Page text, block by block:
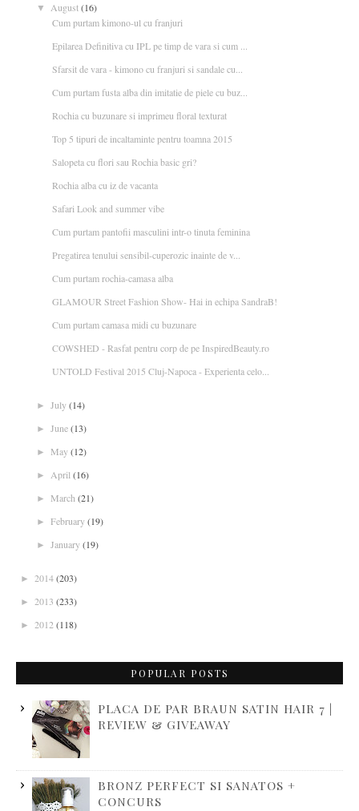
▼ August(16)
Cum purtam kimono-ul cu franjuri
Epilarea Definitiva cu IPL pe timp de vara si cum ...
Sfarsit de vara - kimono cu franjuri si sandale cu...
Cum purtam fusta alba din imitatie de piele cu buz...
Rochia cu buzunare si imprimeu floral texturat
Top 5 tipuri de incaltaminte pentru toamna 2015
Salopeta cu flori sau Rochia basic gri?
Rochia alba cu iz de vacanta
Safari Look and summer vibe
Cum purtam pantofii masculini intr-o tinuta feminina
Pregatirea tenului sensibil-cuperozic inainte de v...
Cum purtam rochia-camasa alba
GLAMOUR Street Fashion Show- Hai in echipa SandraB!
Cum purtam camasa midi cu buzunare
COWSHED - Rasfat pentru corp de pe InspiredBeauty.ro
UNTOLD Festival 2015 Cluj-Napoca - Experienta celo...
► July(14)
► June(13)
► May(12)
► April(16)
► March(21)
► February(19)
► January(19)
► 2014(203)
► 2013 (233)
► 2012 (118)
POPULAR POSTS
PLACA DE PAR BRAUN SATIN HAIR 7 |
REVIEW & GIVEAWAY
BRONZ PERFECT SI SANATOS +
CONCURS